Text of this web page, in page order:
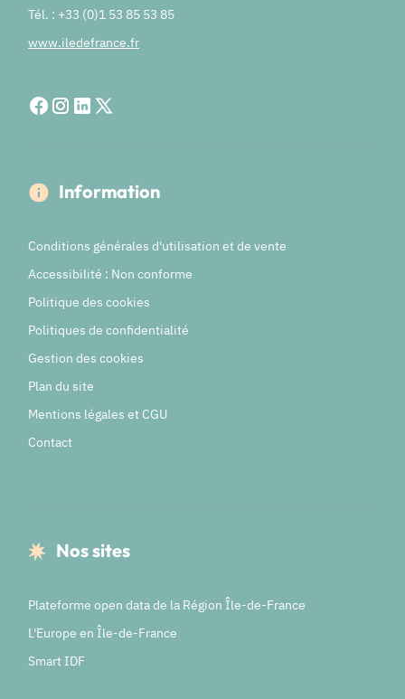
Tél. : +33 (0)1 53 85 53 85
www.iledefrance.fr
Information
Conditions générales d'utilisation et de vente
Accessibilité : Non conforme
Politique des cookies
Politiques de confidentialité
Gestion des cookies
Plan du site
Mentions légales et CGU
Contact
Nos sites
Plateforme open data de la Région Île-de-France
L'Europe en Île-de-France
Smart IDF